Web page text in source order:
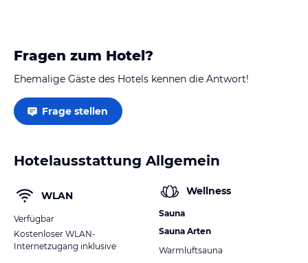
Fragen zum Hotel?
Ehemalige Gäste des Hotels kennen die Antwort!
Frage stellen
Hotelausstattung Allgemein
WLAN
Verfügbar
Kostenloser WLAN-
Internetzugang inklusive
Wellness
Sauna
Sauna Arten
Warmluftsauna